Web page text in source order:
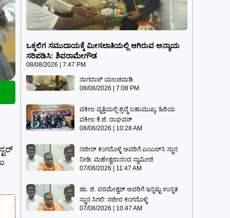
ಒಕ್ಕಲಿಗ ಸಮುದಾಯಕ್ಕೆ ಮೀಸಲಾತಿಯಲ್ಲಿ ಆಗಿರುವ ಅನ್ಯಾಯ
ಸರಿಪಡಿಸಿ: ಶಿವರಾಮೇಗೌಡ
08/08/2026 7:47 PM
ಒಕ್ಕಲಿಗ ಸಮುದಾಯಕ್ಕೆ ಮೀಸಲಾತಿಯಲ್ಲಿ
08/08/2026 7:47 PM
ನಾಗರಾಜ್ ಯಲಚವಾಡಿ
08/08/2026
7:08 PM
ವಕೀಲ ವೃತ್ತಿಯಲ್ಲಿ ಶ್ರದ್ಧೆ ಬಹುಮುಖ್ಯ: ಹಿರಿಯ
ವಕೀಲ ಕೆ.ಜಿ. ರಾಘವನ್
08/08/2026
10:28 AM
ನಜೀರ್ ಕಂಗನೊಳ್ಳಿ ಅವರಿಗೆ ಎಂಎಲ್‌ಸಿ ಸ್ಥಾನ
ನೀಡಿ: ಮಹೇಶ್ವರಾನಂದ ಸ್ವಾಮೀಜಿ
07/08/2026
11:47 AM
ಡಾ. ಜಿ. ಪರಮೇಶ್ವರ್ ಅವರಿಗೆ ಇನ್ನಷ್ಟು ಉನ್ನತ
ಸ್ಥಾನ ಸಿಗಲಿ: ನಜೀರ ಕಂಗನೊಳ್ಳಿ
07/08/2026
10:47 AM